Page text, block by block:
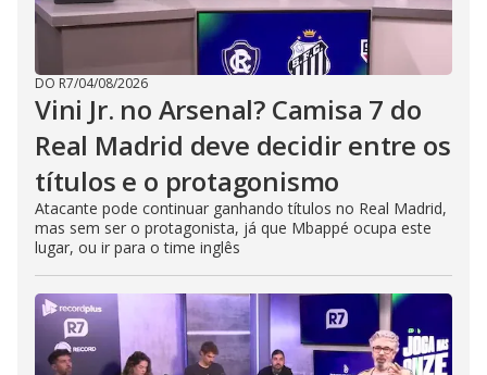
DO R7/04/08/2026
Vini Jr. no Arsenal? Camisa 7 do
Real Madrid deve decidir entre os
títulos e o protagonismo
Atacante pode continuar ganhando títulos no Real Madrid,
mas sem ser o protagonista, já que Mbappé ocupa este
lugar, ou ir para o time inglês